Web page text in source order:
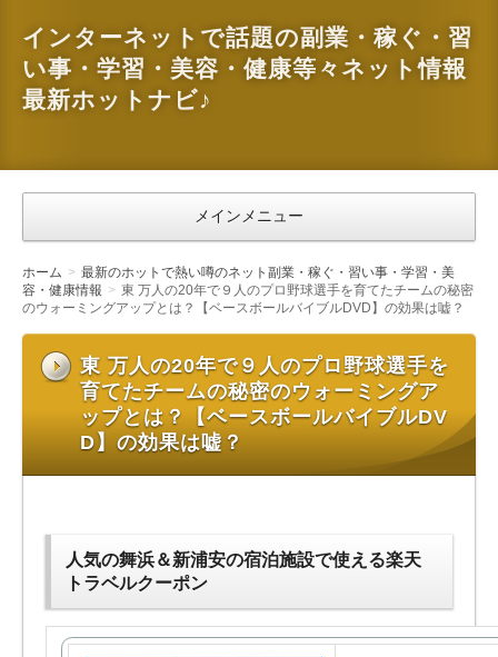
インターネットで話題の副業・稼ぐ・習
い事・学習・美容・健康等々ネット情報
最新ホットナビ♪
メインメニュー
ホーム
最新のホットで熱い噂のネット副業・稼ぐ・習い事・学習・美
容・健康情報
東 万人の20年で９人のプロ野球選手を育てたチームの秘密
のウォーミングアップとは？【ベースボールバイブルDVD】の効果は嘘？
東 万人の20年で９人のプロ野球選手を
育てたチームの秘密のウォーミングア
ップとは？【ベースボールバイブルDV
D】の効果は嘘？
人気の舞浜＆新浦安の宿泊施設で使える楽天
トラベルクーポン